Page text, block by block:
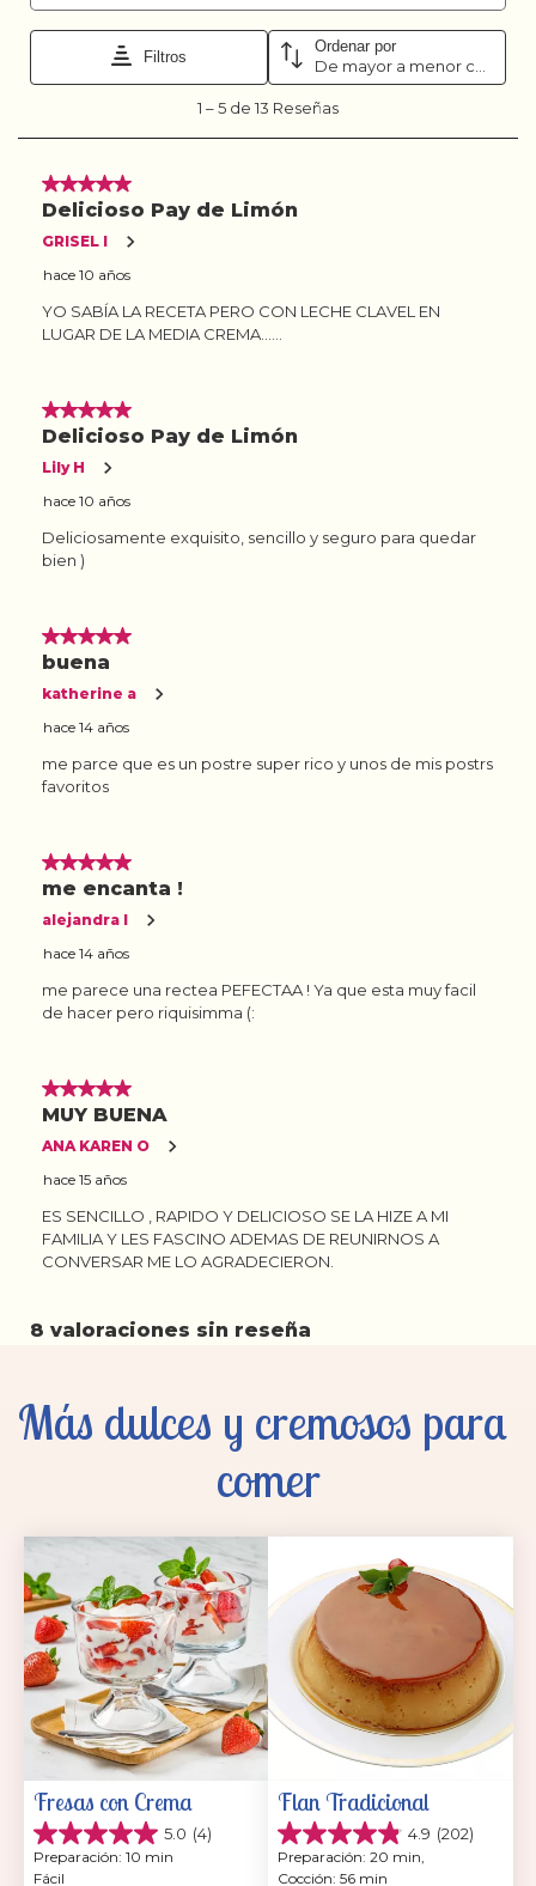
Más dulces y cremosos para
comer
Fresas con Crema
5.0 (4)
5.0
de
Preparación: 10 min
Fácil
Flan Tradicional
4.9 (202)
4.9
de
Preparación: 20 min,
Cocción: 56 min